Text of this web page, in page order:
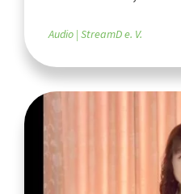
Audio StreamD e. V.